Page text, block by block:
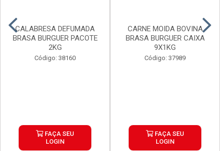
CALABRESA DEFUMADA
BRASA BURGUER PACOTE
2KG
Código: 38160
FAÇA SEU
LOGIN
CARNE MOIDA BOVINA
BRASA BURGUER CAIXA
9X1KG
Código: 37989
FAÇA SEU
LOGIN